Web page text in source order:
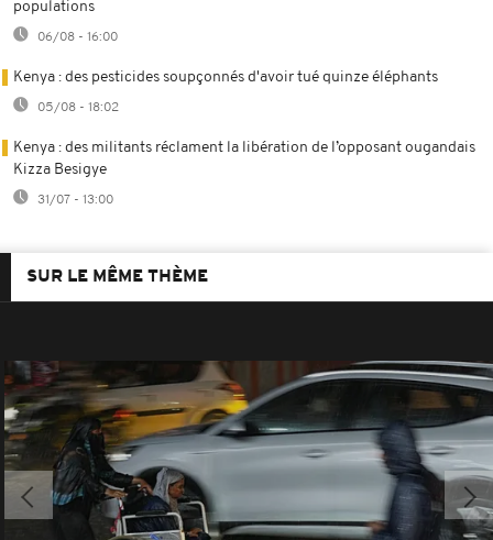
populations
06/08 - 16:00
Kenya : des pesticides soupçonnés d'avoir tué quinze éléphants
05/08 - 18:02
Kenya : des militants réclament la libération de l’opposant ougandais
Kizza Besigye
31/07 - 13:00
SUR LE MÊME THÈME